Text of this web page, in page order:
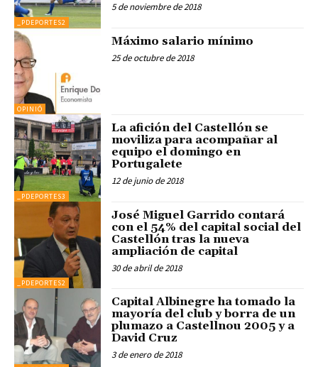
_PDEPORTES2
5 de noviembre de 2018
OPINIÓ
Máximo salario mínimo
25 de octubre de 2018
_PDEPORTES3
La afición del Castellón se
moviliza para acompañar al
equipo el domingo en
Portugalete
12 de junio de 2018
_PDEPORTES2
José Miguel Garrido contará
con el 54% del capital social del
Castellón tras la nueva
ampliación de capital
30 de abril de 2018
Capital Albinegre ha tomado la
mayoría del club y borra de un
plumazo a Castellnou 2005 y a
David Cruz
3 de enero de 2018